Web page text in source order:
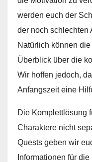
werden euch der
der noch schlechten
Natürlich können
Überblick über die
Wir hoffen jedoch,
Anfangszeit eine
Die Komplettlösung
Charaktere nicht
Quests geben wir
Informationen für